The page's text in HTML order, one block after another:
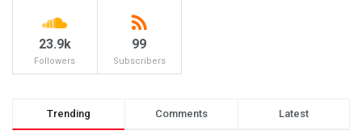
23.9k
Followers
99
Subscribers
Trending Comments Latest